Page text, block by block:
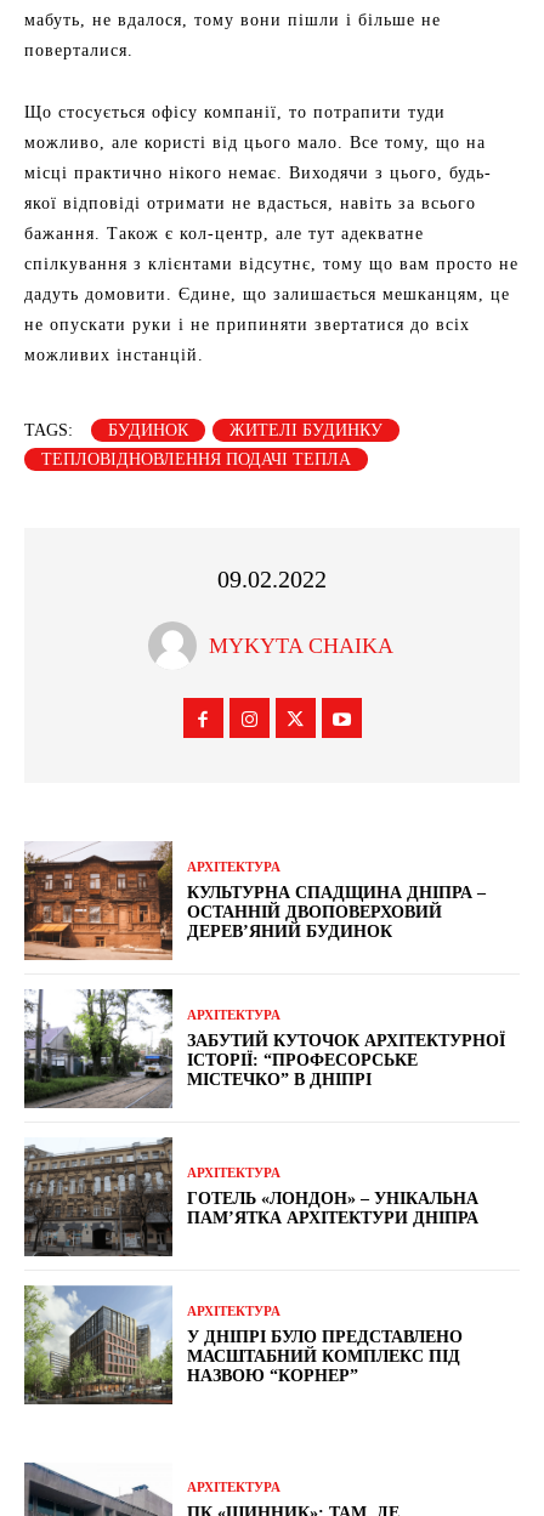
мабуть, не вдалося, тому вони пішли і більше не
поверталися.
Що стосується офісу компанії, то потрапити туди
можливо, але користі від цього мало. Все тому, що на
місці практично нікого немає. Виходячи з цього, будь-
якої відповіді отримати не вдасться, навіть за всього
бажання. Також є кол-центр, але тут адекватне
спілкування з клієнтами відсутнє, тому що вам просто не
дадуть домовити. Єдине, що залишається мешканцям, це
не опускати руки і не припиняти звертатися до всіх
можливих інстанцій.
TAGS: БУДИНОК
ЖИТЕЛІ БУДИНКУ
ТЕПЛОВІДНОВЛЕННЯ ПОДАЧІ ТЕПЛА
09.02.2022
MYKYTA CHAIKA
АРХІТЕКТУРА
КУЛЬТУРНА СПАДЩИНА ДНІПРА –
ОСТАННІЙ ДВОПОВЕРХОВИЙ
ДЕРЕВ’ЯНИЙ БУДИНОК
АРХІТЕКТУРА
ЗАБУТИЙ КУТОЧОК АРХІТЕКТУРНОЇ
ІСТОРІЇ: “ПРОФЕСОРСЬКЕ
МІСТЕЧКО” В ДНІПРІ
АРХІТЕКТУРА
ГОТЕЛЬ «ЛОНДОН» – УНІКАЛЬНА
ПАМ’ЯТКА АРХІТЕКТУРИ ДНІПРА
АРХІТЕКТУРА
У ДНІПРІ БУЛО ПРЕДСТАВЛЕНО
МАСШТАБНИЙ КОМПЛЕКС ПІД
НАЗВОЮ “КОРНЕР”
АРХІТЕКТУРА